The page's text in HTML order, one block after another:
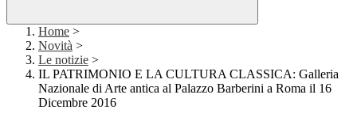
Home >
Novità >
Le notizie >
IL PATRIMONIO E LA CULTURA CLASSICA: Galleria
Nazionale di Arte antica al Palazzo Barberini a Roma il 16
Dicembre 2016